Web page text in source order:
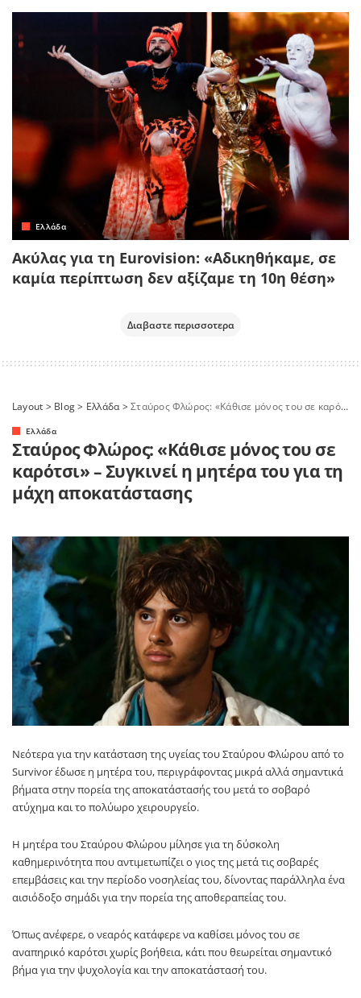
Ελλάδα
Ακύλας για τη Eurovision: «Αδικηθήκαμε, σε
καμία περίπτωση δεν αξίζαμε τη 10η θέση»
Διαβαστε περισσοτερα
Layout > Blog> Ελλάδα>Σταύρος Φλώρος: «Κάθισε μόνος του σε καρότσι» – Συγκινεί η μητέρα του για τη μάχη αποκατάστασης
Ελλάδα
Σταύρος Φλώρος: «Κάθισε μόνος του σε
καρότσι» – Συγκινεί η μητέρα του για τη
μάχη αποκατάστασης
Νεότερα για την κατάσταση της υγείας του Σταύρου Φλώρου από το
Survivor έδωσε η μητέρα του, περιγράφοντας μικρά αλλά σημαντικά
βήματα στην πορεία της αποκατάστασής του μετά το σοβαρό
ατύχημα και το πολύωρο χειρουργείο.
Η μητέρα του Σταύρου Φλώρου μίλησε για τη δύσκολη
καθημερινότητα που αντιμετωπίζει ο γιος της μετά τις σοβαρές
επεμβάσεις και την περίοδο νοσηλείας του, δίνοντας παράλληλα ένα
αισιόδοξο σημάδι για την πορεία της αποθεραπείας του.
Όπως ανέφερε, ο νεαρός κατάφερε να καθίσει μόνος του σε
αναπηρικό καρότσι χωρίς βοήθεια, κάτι που θεωρείται σημαντικό
βήμα για την ψυχολογία και την αποκατάστασή του.